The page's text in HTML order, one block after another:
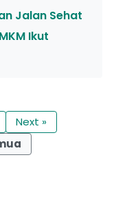
Jalan Sehat
Ikut
Next »